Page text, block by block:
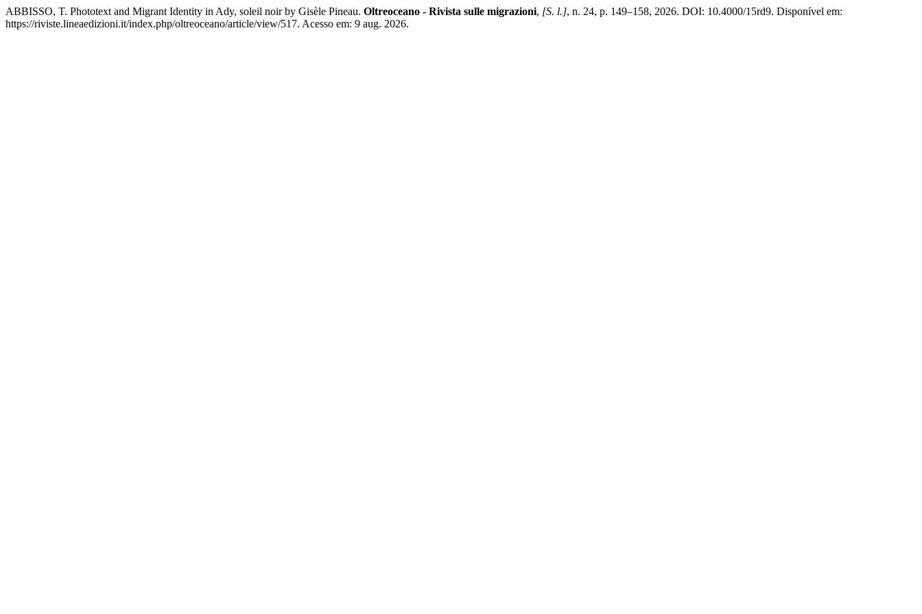
ABBISSO, T. Phototext and Migrant Identity in Ady, soleil noir by Gisèle Pineau. Oltreoceano - Rivista sulle migrazioni, [S. l.], n. 24, p. 149–158, 2026. DOI: 10.4000/15rd9. Disponível em:
https://riviste.lineaedizioni.it/index.php/oltreoceano/article/view/517. Acesso em: 9 aug. 2026.